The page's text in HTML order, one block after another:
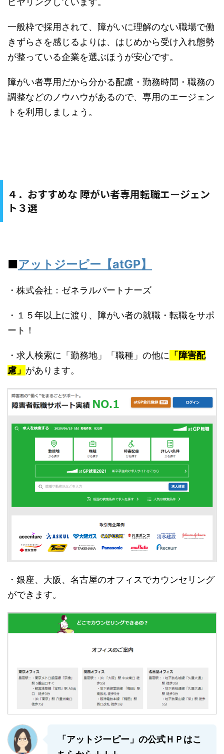
一般枠で採用されて、障がいに理解のない職場で働
きずらさを感じるよりは、はじめから受け入れ態勢
が整っている企業を選ぶほうが安心です。
障がい者専用だから分かる配慮・勤務時間・職務の
調整などのノウハウがあるので、専用のエージェン
トを利用しましょう。
４．おすすめな 障がい者専用転職エージェン
ト３選
■アットジーピー【atGP】
・株式会社：ゼネラルパートナーズ
・１５年以上に渡り、障がい者の就職・転職をサポ
ート！
・求人検索に「勤務地」「職種」の他に 「障害配
慮」 があります。
・銀座、大阪、名古屋のオフィスでカウンセリング
ができます。
「アットジーピー」の公式ＨＰはこ